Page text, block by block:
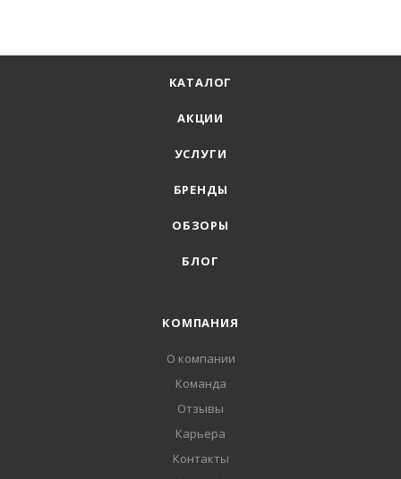
КАТАЛОГ
АКЦИИ
УСЛУГИ
БРЕНДЫ
ОБЗОРЫ
БЛОГ
КОМПАНИЯ
О компании
Команда
Отзывы
Карьера
Контакты